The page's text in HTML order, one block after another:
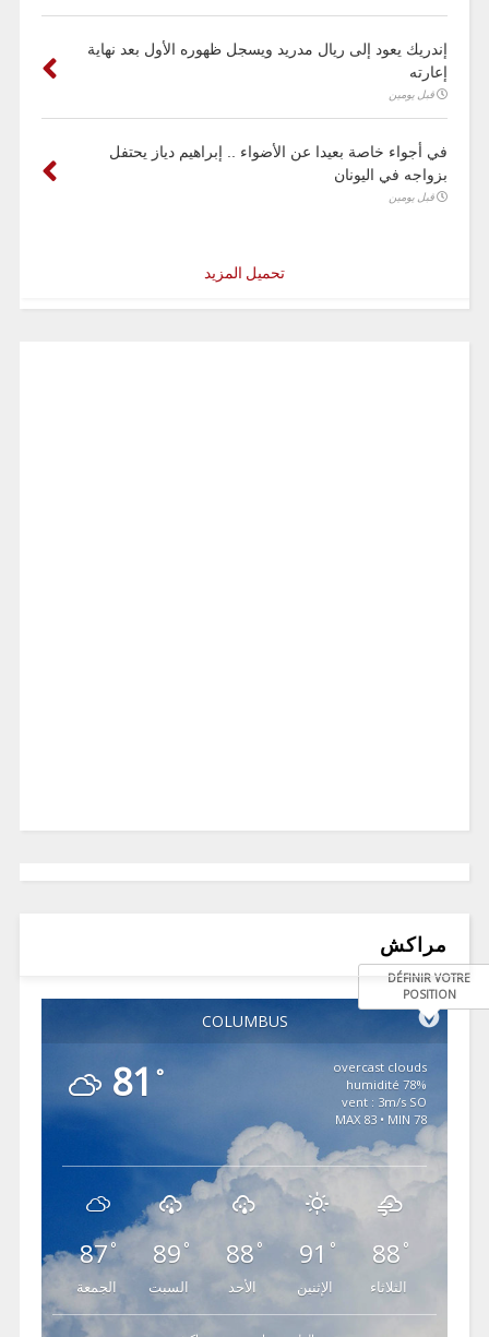
إندريك يعود إلى ريال مدريد ويسجل ظهوره الأول بعد نهاية
إعارته
قبل يومين
في أجواء خاصة بعيدا عن الأضواء .. إبراهيم دياز يحتفل
بزواجه في اليونان
قبل يومين
تحميل المزيد
مراكش
COLUMBUS
DÉFINIR VOTRE
POSITION
81 °
overcast clouds
78% humidité
vent : 3m/s SO
MAX 83 • MIN 78
87°
الجمعة
89 °
السبت
88°
الأحد
91 °
الإثنين
88 °
الثلاثاء